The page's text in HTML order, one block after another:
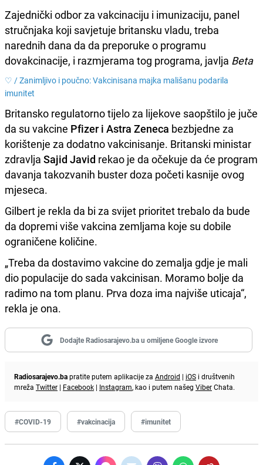
Zajednički odbor za vakcinaciju i imunizaciju, panel
stručnjaka koji savjetuje britansku vladu, treba
narednih dana da da preporuke o programu
dovakcinacije, i razmjerama tog programa, javlja Beta
♡ /Zanimljivo i poučno: Vakcinisana majka mališanu podarila
imunitet
Britansko regulatorno tijelo za lijekove saopštilo je juče
da su vakcine Pfizer i Astra Zeneca bezbjedne za
korištenje za dodatno vakcinisanje. Britanski ministar
zdravlja Sajid Javid rekao je da očekuje da će program
davanja takozvanih buster doza početi kasnije ovog
mjeseca.
Gilbert je rekla da bi za svijet prioritet trebalo da bude
da dopremi više vakcina zemljama koje su dobile
ograničene količine.
„Treba da dostavimo vakcine do zemalja gdje je mali
dio populacije do sada vakcinisan. Moramo bolje da
radimo na tom planu. Prva doza ima najviše uticaja“,
rekla je ona.
Dodajte Radiosarajevo.ba u omiljene Google izvore
Radiosarajevo.bapratite putem aplikacije za Android | iOS i društvenih
mreža Twitter | Facebook | Instagram, kao i putem našeg ViberChata.
#COVID-19 #vakcinacija #imunitet